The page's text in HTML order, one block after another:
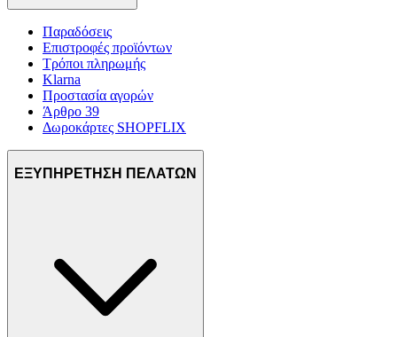
Παραδόσεις
Επιστροφές προϊόντων
Τρόποι πληρωμής
Klarna
Προστασία αγορών
Άρθρο 39
Δωροκάρτες SHOPFLIX
ΕΞΥΠΗΡΕΤΗΣΗ ΠΕΛΑΤΩΝ